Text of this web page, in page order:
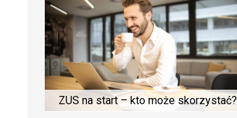
ZUS na start – kto może skorzystać?